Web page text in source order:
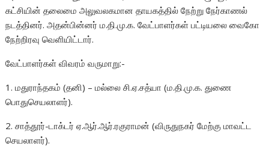
கட்சியின் தலைமை அலுவலகமான தாயகத்தில் நேற்று நேர்காணல்
நடத்தினர். அதன்பின்னர் ம.தி.மு.க. வேட்பாளர்கள் பட்டியலை வைகோ
நேற்றிரவு வெளியிட்டார்.
வேட்பாளர்கள் விவரம் வருமாறு:-
1. மதுராந்தகம் (தனி) – மல்லை சி.ஏ.சத்யா (ம.தி.மு.க. துணை
பொதுசெயலாளர்).
2. சாத்தூர்-டாக்டர் ஏ.ஆர்.ஆர்.ரகுராமன் (விருதுநகர் மேற்கு மாவட்ட
செயலாளர்).